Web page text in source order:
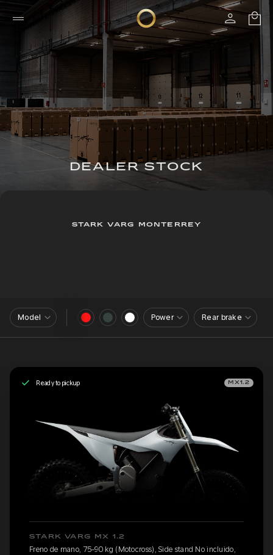
DEALER STOCK
STARK VARG MONTERREY
Model Power Rear brake
Ready to pickup MX1.2
STARK VARG MX 1.2
Freno de mano, 75-90 kg (Motocross), Side stand No incluido,